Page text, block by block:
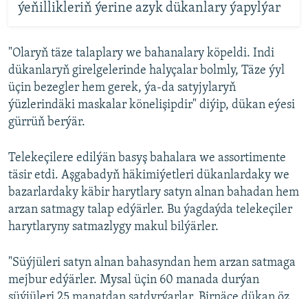
ýeňillikleriň ýerine azyk dükanlary ýapylýar
"Olaryň täze talaplary we bahanalary köpeldi. Indi
dükanlaryň girelgelerinde halyçalar bolmly, Täze ýyl
üçin bezegler hem gerek, ýa-da satyjylaryň
ýüzlerindäki maskalar könelişipdir" diýip, dükan eýesi
gürrüň berýär.
Telekeçilere edilýän basyş bahalara we assortimente
täsir etdi. Aşgabadyň häkimiýetleri dükanlardaky we
bazarlardaky käbir harytlary satyn alnan bahadan hem
arzan satmagy talap edýärler. Bu ýagdaýda telekeçiler
harytlaryny satmazlygy makul bilýärler.
"Süýjüleri satyn alnan bahasyndan hem arzan satmaga
mejbur edýärler. Mysal üçin 60 manada durýan